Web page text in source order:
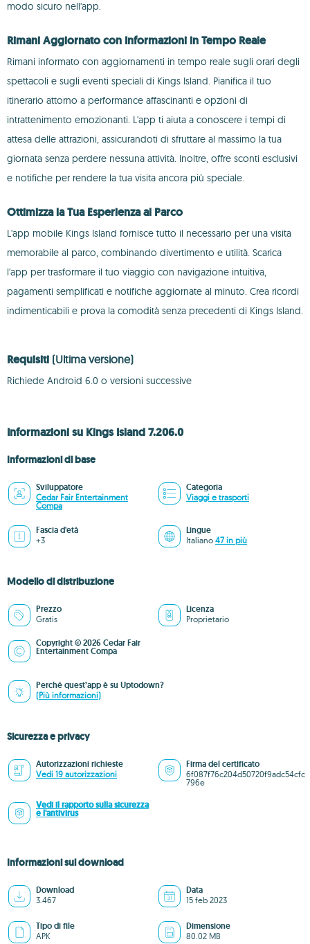
modo sicuro nell'app.
Rimani Aggiornato con Informazioni in Tempo Reale
Rimani informato con aggiornamenti in tempo reale sugli orari degli
spettacoli e sugli eventi speciali di Kings Island. Pianifica il tuo
itinerario attorno a performance affascinanti e opzioni di
intrattenimento emozionanti. L'app ti aiuta a conoscere i tempi di
attesa delle attrazioni, assicurandoti di sfruttare al massimo la tua
giornata senza perdere nessuna attività. Inoltre, offre sconti esclusivi
e notifiche per rendere la tua visita ancora più speciale.
Ottimizza la Tua Esperienza al Parco
L'app mobile Kings Island fornisce tutto il necessario per una visita
memorabile al parco, combinando divertimento e utilità. Scarica
l'app per trasformare il tuo viaggio con navigazione intuitiva,
pagamenti semplificati e notifiche aggiornate al minuto. Crea ricordi
indimenticabili e prova la comodità senza precedenti di Kings Island.
Requisiti (Ultima versione)
Richiede Android 6.0 o versioni successive
Informazioni su Kings Island 7.206.0
Informazioni di base
Sviluppatore
Cedar Fair Entertainment
Compa
Categoria
Viaggi e trasporti
Fascia d'età
+3
Lingue
Italiano 47 in più
Modello di distribuzione
Prezzo
Gratis
Licenza
Proprietario
Copyright © 2026 Cedar Fair
Entertainment Compa
Perché quest’app è su Uptodown?
(Più informazioni)
Sicurezza e privacy
Autorizzazioni richieste
Vedi 19 autorizzazioni
Firma del certificato
6f087f76c204d50720f9adc54cfc
796e
Vedi il rapporto sulla sicurezza
e l'antivirus
Informazioni sul download
Download
3.467
Data
15 feb 2023
Tipo di file
APK
Dimensione
80.02 MB